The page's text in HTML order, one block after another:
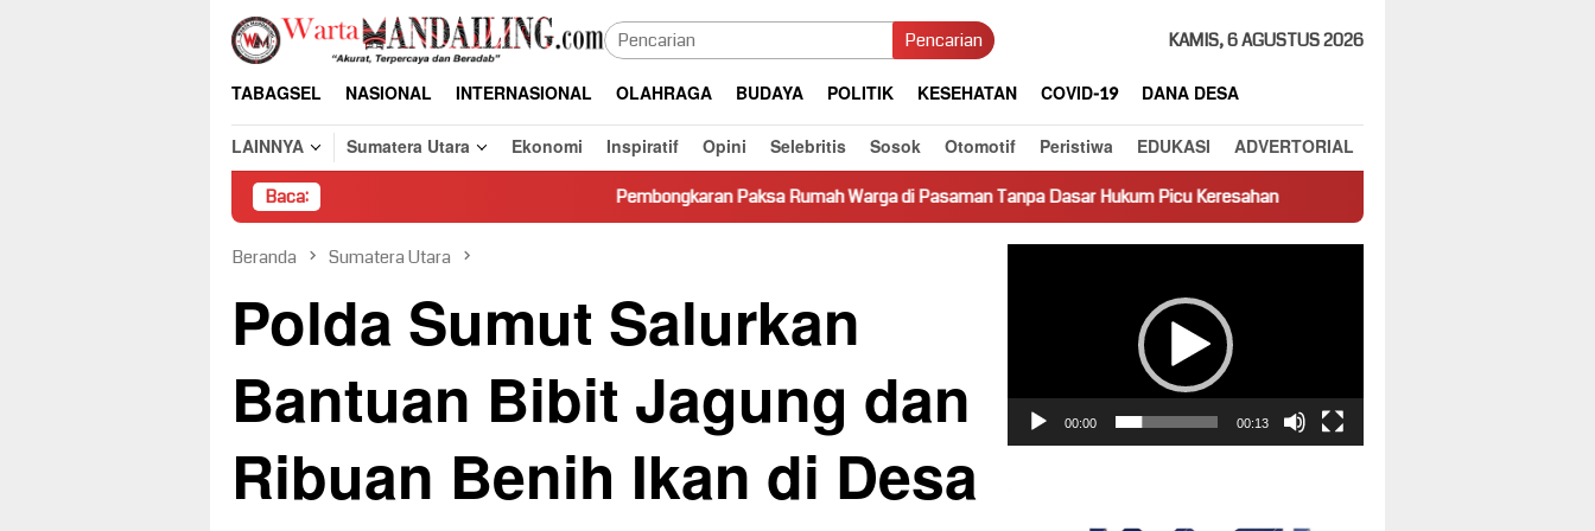
Loncat
konten
Pencarian KAMIS, 6 AGUSTUS 2026
TABAGSEL NASIONAL INTERNASIONAL OLAHRAGA BUDAYA POLITIK KESEHATAN COVID-19
DANA DESA
LAINNYA
Sumatera Utara Ekonomi Inspiratif Opini Selebritis Sosok Otomotif Peristiwa EDUKASI ADVERTORIAL
Baca: Pembongkaran Paksa Rumah Warga di Pasaman Tanpa Dasar Hukum Picu Keresahan Truk Miring Hambat Arus Lalu Lintas di Jalan
Beranda Sumatera Utara
Polda Sumut Salurkan
Bantuan Bibit Jagung dan
Ribuan Benih Ikan di Desa
00:00 00:13